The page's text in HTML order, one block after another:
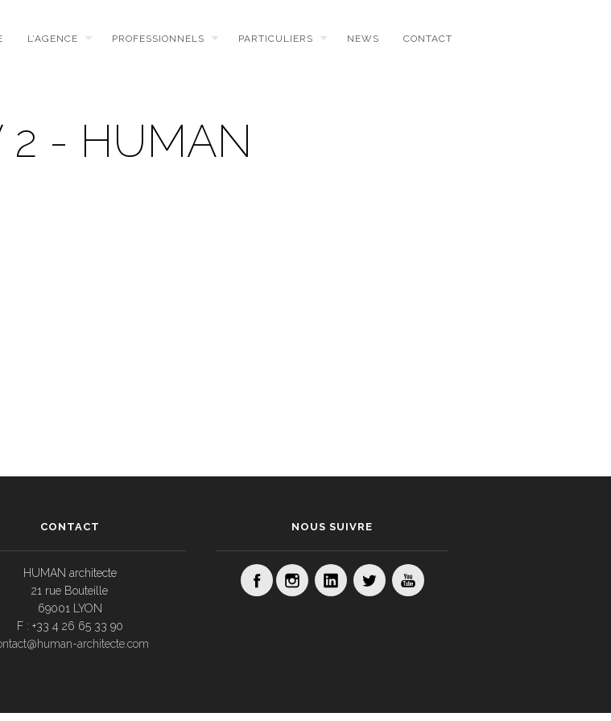
L’AGENCE PROFESSIONNELS PARTICULIERS NEWS CONTACT
2 - HUMAN
CONTACT
HUMAN architecte
21 rue Bouteille
69001 LYON
F : +33 4 26 65 33 90
architecte.com
NOUS SUIVRE